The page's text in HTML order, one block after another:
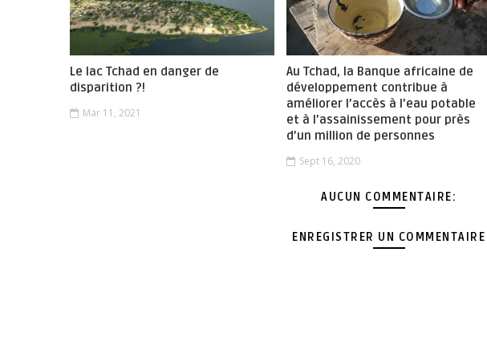
Le lac Tchad en danger de
disparition ?!
Mar 11, 2021
Au Tchad, la Banque africaine de
développement contribue à
améliorer l’accès à l’eau potable
et à l’assainissement pour près
d’un million de personnes
Sept 16, 2020
AUCUN COMMENTAIRE:
ENREGISTRER UN COMMENTAIRE